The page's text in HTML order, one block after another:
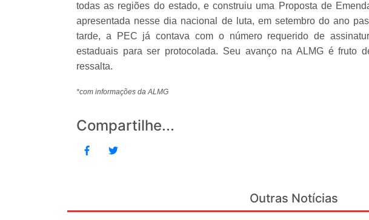
todas as regiões do estado, e construiu uma Proposta de
apresentada nesse dia nacional de luta, em setembro do ano
tarde, a PEC já contava com o número requerido de
estaduais para ser protocolada. Seu avanço na ALMG é fruto
ressalta.
*com informações da ALMG
Compartilhe...
Outras Notícias